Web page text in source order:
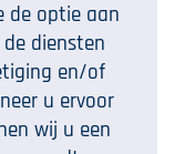
de optie aan
diensten
en/of
u ervoor
wij u een